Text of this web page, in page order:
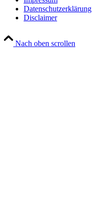
Datenschutzerklärung
Disclaimer
Nach oben scrollen